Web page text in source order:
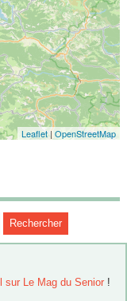
Leaflet|OpenStreetMap
sur Le Mag du Senior !